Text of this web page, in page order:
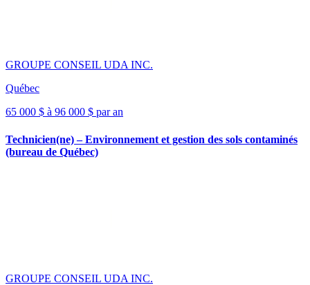
GROUPE CONSEIL UDA INC.
Québec
65 000 $ à 96 000 $ par an
Technicien(ne) – Environnement et gestion des sols contaminés
(bureau de Québec)
GROUPE CONSEIL UDA INC.